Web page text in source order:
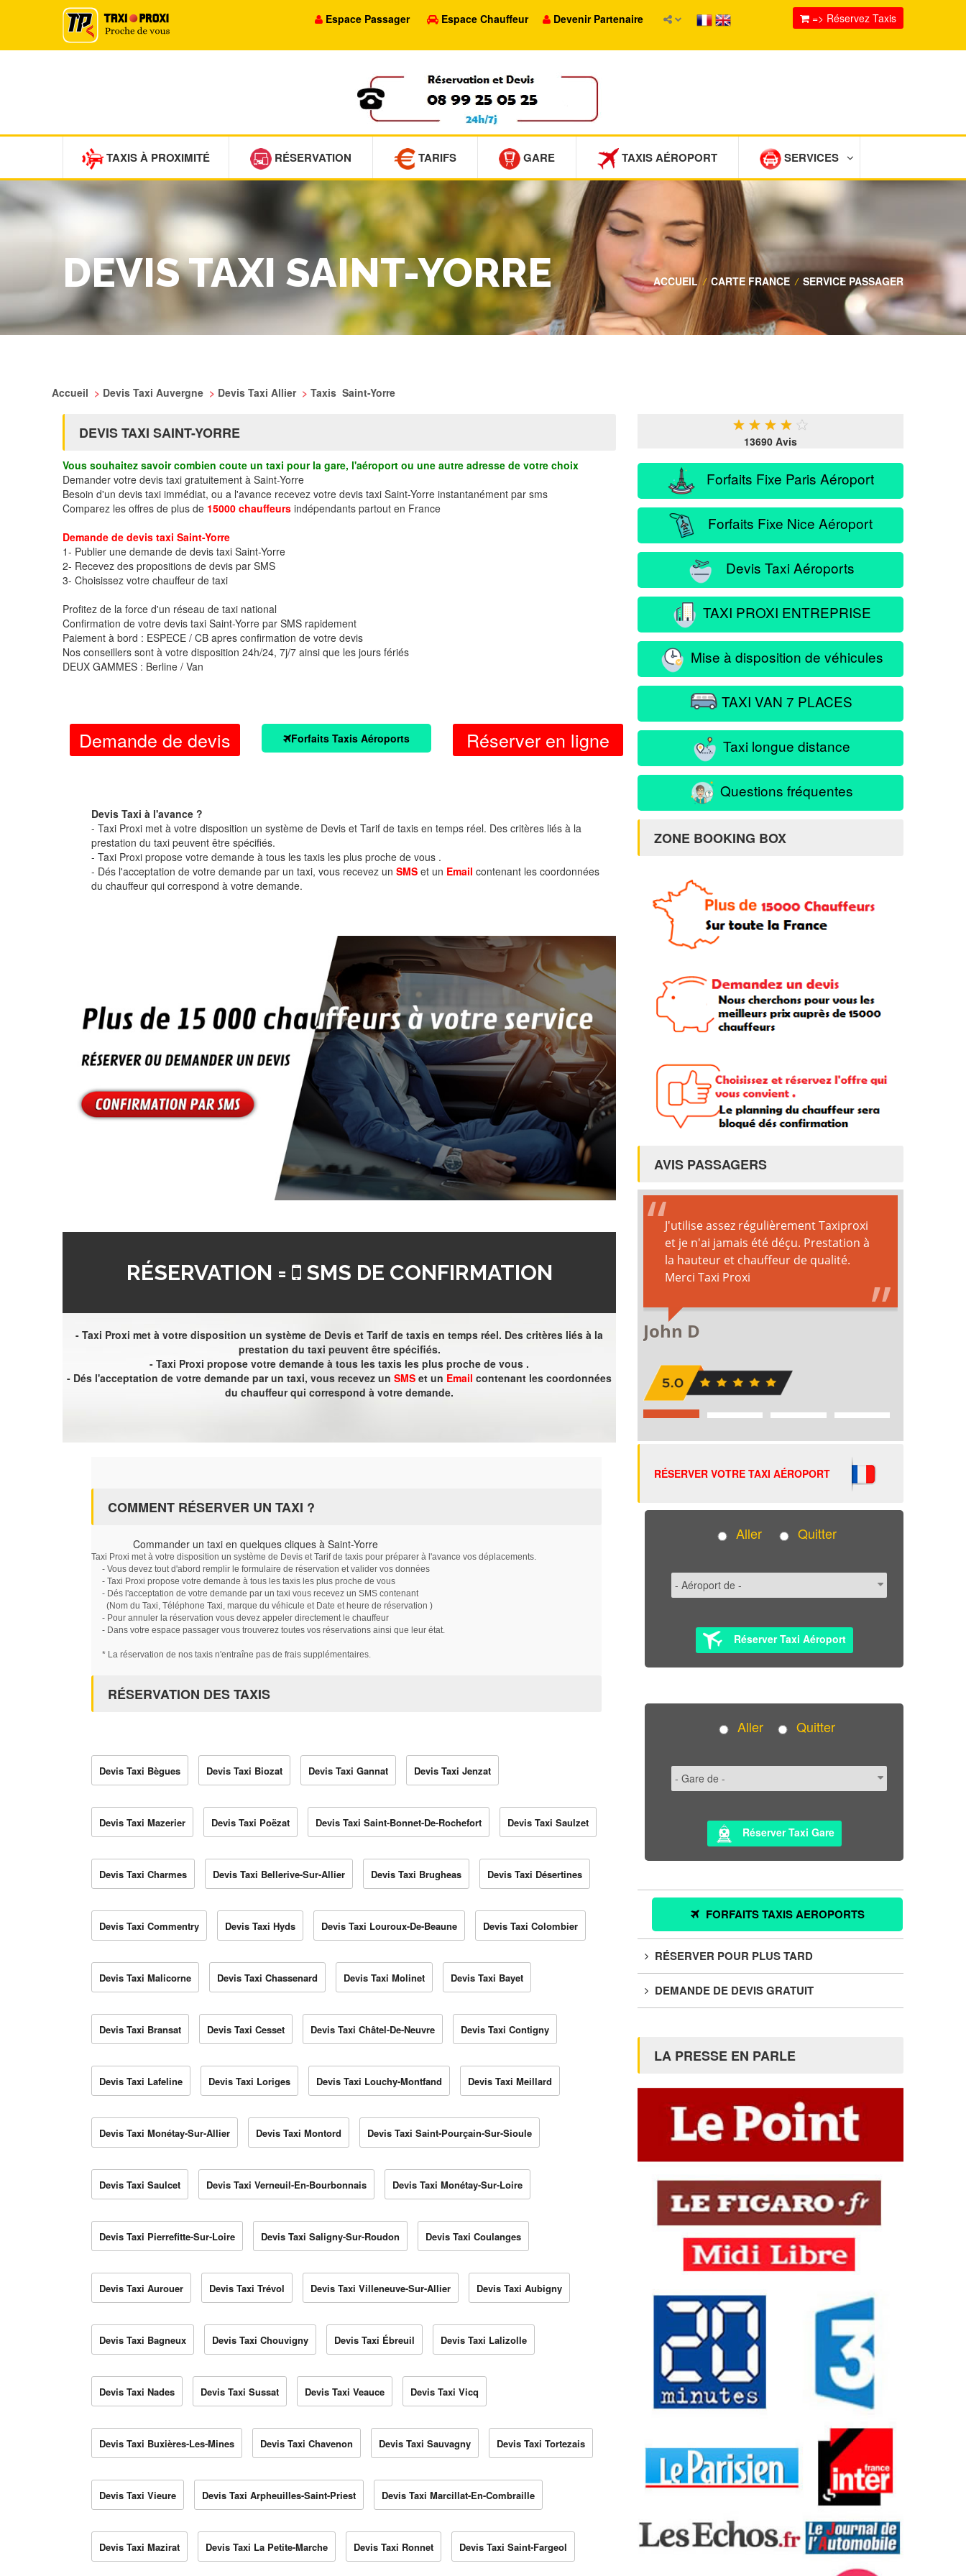
Espace Passager Espace Chauffeur Devenir Partenaire => Réservez Taxis
TAXIS À PROXIMITÉ RÉSERVATION TARIFS GARE TAXIS AÉROPORT SERVICES
DEVIS TAXI SAINT-YORRE ACCUEIL / CARTE FRANCE / SERVICE PASSAGER
Accueil > Devis Taxi Auvergne > Devis Taxi Allier > Taxis Saint-Yorre
DEVIS TAXI SAINT-YORRE
Vous souhaitez savoir combien coute un taxi pour la gare, l'aéroport ou une autre adresse de votre choix
Demander votre devis taxi gratuitement à Saint-Yorre
Besoin d'un devis taxi immédiat, ou a l'avance recevez votre devis taxi Saint-Yorre instantanément par sms
Comparez les offres de plus de 15000 chauffeurs indépendants partout en France
Demande de devis taxi Saint-Yorre
1- Publier une demande de devis taxi Saint-Yorre
2- Recevez des propositions de devis par SMS
3- Choisissez votre chauffeur de taxi
Profitez de la force d'un réseau de taxi national
Confirmation de votre devis taxi Saint-Yorre par SMS rapidement
Paiement à bord : ESPECE / CB apres confirmation de votre devis
Nos conseillers sont à votre disposition 24h/24, 7j/7 ainsi que les jours fériés
DEUX GAMMES : Berline / Van
Demande de devis Forfaits Taxis Aéroports Réserver en ligne
Devis Taxi à l'avance ?
- Taxi Proxi met à votre disposition un système de Devis et Tarif de taxis en temps réel. Des critères liés à la
prestation du taxi peuvent être spécifiés.
- Taxi Proxi propose votre demande à tous les taxis les plus proche de vous .
- Dés l'acceptation de votre demande par un taxi, vous recevez un SMS et un Email contenant les coordonnées
du chauffeur qui correspond à votre demande.
RÉSERVATION = SMS DE CONFIRMATION
- Taxi Proxi met à votre disposition un système de Devis et Tarif de taxis en temps réel. Des critères liés à la
prestation du taxi peuvent être spécifiés.
- Taxi Proxi propose votre demande à tous les taxis les plus proche de vous .
- Dés l'acceptation de votre demande par un taxi, vous recevez un SMS et un Email contenant les coordonnées
du chauffeur qui correspond à votre demande.
COMMENT RÉSERVER UN TAXI ?
Commander un taxi en quelques cliques à Saint-Yorre
Taxi Proxi met à votre disposition un système de Devis et Tarif de taxis pour préparer à l'avance vos déplacements.
- Vous devez tout d'abord remplir le formulaire de réservation et valider vos données
- Taxi Proxi propose votre demande à tous les taxis les plus proche de vous
- Dés l'acceptation de votre demande par un taxi vous recevez un SMS contenant
(Nom du Taxi, Téléphone Taxi, marque du véhicule et Date et heure de réservation )
- Pour annuler la réservation vous devez appeler directement le chauffeur
- Dans votre espace passager vous trouverez toutes vos réservations ainsi que leur état.
* La réservation de nos taxis n'entraîne pas de frais supplémentaires.
RÉSERVATION DES TAXIS
Devis Taxi Bègues Devis Taxi Biozat Devis Taxi Gannat Devis Taxi Jenzat
Devis Taxi Mazerier Devis Taxi Poëzat Devis Taxi Saint-Bonnet-De-Rochefort Devis Taxi Saulzet
Devis Taxi Charmes Devis Taxi Bellerive-Sur-Allier Devis Taxi Brugheas Devis Taxi Désertines
Devis Taxi Commentry Devis Taxi Hyds Devis Taxi Louroux-De-Beaune Devis Taxi Colombier
Devis Taxi Malicorne Devis Taxi Chassenard Devis Taxi Molinet Devis Taxi Bayet
Devis Taxi Bransat Devis Taxi Cesset Devis Taxi Châtel-De-Neuvre Devis Taxi Contigny
Devis Taxi Lafeline Devis Taxi Loriges Devis Taxi Louchy-Montfand Devis Taxi Meillard
Devis Taxi Monétay-Sur-Allier Devis Taxi Montord Devis Taxi Saint-Pourçain-Sur-Sioule
Devis Taxi Saulcet Devis Taxi Verneuil-En-Bourbonnais Devis Taxi Monétay-Sur-Loire
Devis Taxi Pierrefitte-Sur-Loire Devis Taxi Saligny-Sur-Roudon Devis Taxi Coulanges
Devis Taxi Aurouer Devis Taxi Trévol Devis Taxi Villeneuve-Sur-Allier Devis Taxi Aubigny
Devis Taxi Bagneux Devis Taxi Chouvigny Devis Taxi Ébreuil Devis Taxi Lalizolle
Devis Taxi Nades Devis Taxi Sussat Devis Taxi Veauce Devis Taxi Vicq
Devis Taxi Buxières-Les-Mines Devis Taxi Chavenon Devis Taxi Sauvagny Devis Taxi Tortezais
Devis Taxi Vieure Devis Taxi Arpheuilles-Saint-Priest Devis Taxi Marcillat-En-Combraille
Devis Taxi Mazirat Devis Taxi La Petite-Marche Devis Taxi Ronnet Devis Taxi Saint-Fargeol
★ ★ ★ ★ ★
13690 Avis
Forfaits Fixe Paris Aéroport
Forfaits Fixe Nice Aéroport
Devis Taxi Aéroports
TAXI PROXI ENTREPRISE
Mise à disposition de véhicules
TAXI VAN 7 PLACES
Taxi longue distance
Questions fréquentes
ZONE BOOKING BOX
AVIS PASSAGERS
RÉSERVER VOTRE TAXI AÉROPORT
Aller Quitter
Réserver Taxi Aéroport
Aller Quitter
Réserver Taxi Gare
FORFAITS TAXIS AEROPORTS
RÉSERVER POUR PLUS TARD
DEMANDE DE DEVIS GRATUIT
LA PRESSE EN PARLE